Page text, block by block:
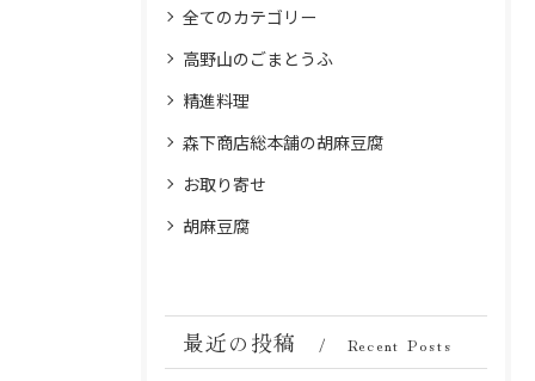
全てのカテゴリー
高野山のごまとうふ
精進料理
森下商店総本舗の胡麻豆腐
お取り寄せ
胡麻豆腐
最近の投稿 Recent Posts